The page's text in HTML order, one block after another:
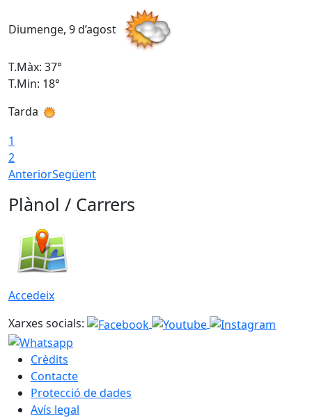
Diumenge, 9 d’agost
T.Màx: 37°
T.Min: 18°
Tarda
1
2
AnteriorSegüent
Plànol / Carrers
Accedeix
Xarxes socials:
Crèdits
Contacte
Protecció de dades
Avís legal